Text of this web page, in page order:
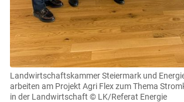
Landwirtschaftskammer Steiermark und
arbeiten am Projekt Agri Flex zum Thema
in der Landwirtschaft © LK/Referat Energie